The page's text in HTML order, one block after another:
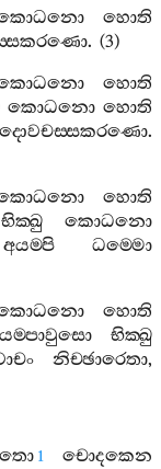
හොති
. (3)
හොති
කොධනො හොති
දොවචස‍්සකරණො.
හොති
භික‍්ඛු
කොධනො
අයම‍්පි
ධම‍්මො
හොති
යම‍්පාවුසො
භික‍්ඛු
නිච‍්ඡාරෙතා,
1
චොදකෙන